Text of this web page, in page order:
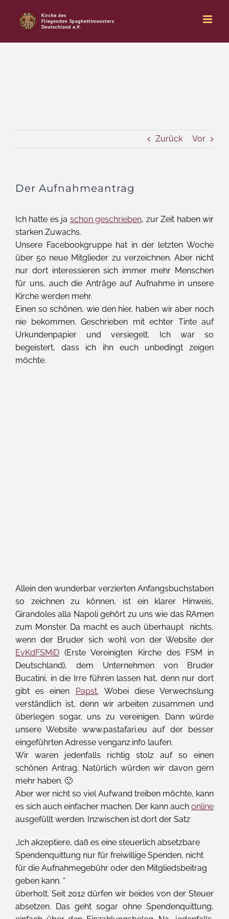
Inhalt
springen
Zurück Vor
Der Aufnahmeantrag
Ich hatte es ja schon geschrieben, zur Zeit haben wir
starken Zuwachs.
Unsere Facebookgruppe hat in der letzten Woche
über 50 neue Mitglieder zu verzeichnen. Aber nicht
nur dort interessieren sich immer mehr Menschen
für uns, auch die Anträge auf Aufnahme in unsere
Kirche werden mehr.
Einen so schönen, wie den hier, haben wir aber noch
nie bekommen. Geschrieben mit echter Tinte auf
Urkundenpapier und versiegelt. Ich war so
begeistert, dass ich ihn euch unbedingt zeigen
möchte.
Allein den wunderbar verzierten Anfangsbuchstaben
so zeichnen zu können, ist ein klarer Hinweis,
Girandoles alla Napoli gehört zu uns wie das RAmen
zum Monster. Da macht es auch überhaupt nichts,
wenn der Bruder sich wohl von der Website der
EvKdFSMiD (Erste Vereinigten Kirche des FSM in
Deutschland), dem Unternehmen von Bruder
Bucatini, in die Irre führen lassen hat, denn nur dort
gibt es einen Papst. Wobei diese Verwechslung
verständlich ist, denn wir arbeiten zusammen und
überlegen sogar, uns zu vereinigen. Dann würde
unsere Website www.pastafari.eu auf der besser
eingeführten Adresse venganz.info laufen.
Wir waren jedenfalls richtig stolz auf so einen
schönen Antrag. Natürlich würden wir davon gern
mehr haben. 🙂
Aber wer nicht so viel Aufwand treiben möchte, kann
es sich auch einfacher machen. Der kann auch online
ausgefüllt werden. Inzwischen ist dort der Satz
„Ich akzeptiere, daß es eine steuerlich absetzbare
Spendenquittung nur für freiwillige Spenden, nicht
für die Aufnahmegebühr oder den Mitgliedsbeitrag
geben kann. “
überholt. Seit 2012 dürfen wir beides von der Steuer
absetzen. Das geht sogar ohne Spendenquittung,